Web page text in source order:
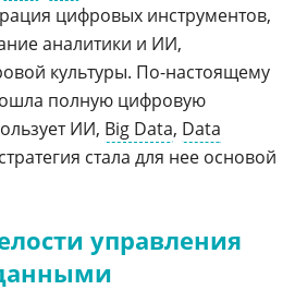
цифровых инструментов,
аналитики и ИИ,
культуры. По-настоящему
полную цифровую
ИИ, Big Data, Data
стала для нее основой
управления